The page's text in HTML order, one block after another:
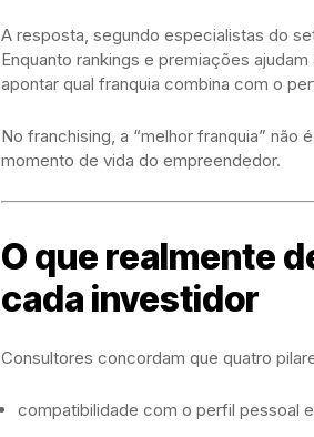
A resposta, segundo especialistas do
Enquanto rankings e premiações
apontar qual franquia combina com o
No franchising, a “melhor franquia” não
momento de vida do empreendedor.
O que realmente
cada investidor
Consultores concordam que quatro
compatibilidade com o perfil pessoal